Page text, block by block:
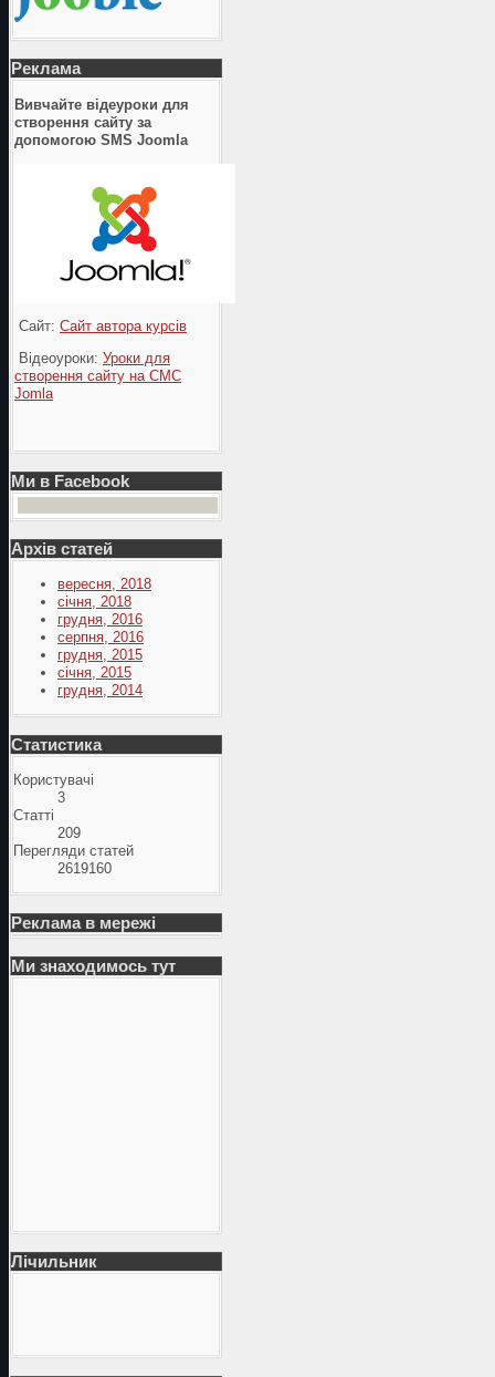
Реклама
Вивчайте відеуроки для
створення сайту за
допомогою SMS Joomla
Сайт: Сайт автора курсів
Відеоуроки: Уроки для
створення сайту на СМС
Jomla
Ми в Facebook
Архів статей
вересня, 2018
січня, 2018
грудня, 2016
серпня, 2016
грудня, 2015
січня, 2015
грудня, 2014
Статистика
Користувачі
3
Статті
209
Перегляди статей
2619160
Реклама в мережі
Ми знаходимось тут
Лічильник